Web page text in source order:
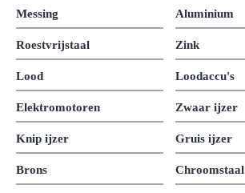
Messing Aluminium
Roestvrijstaal Zink
Lood Loodaccu's
Elektromotoren Zwaar ijzer
Knip ijzer Gruis ijzer
Brons Chroomstaal